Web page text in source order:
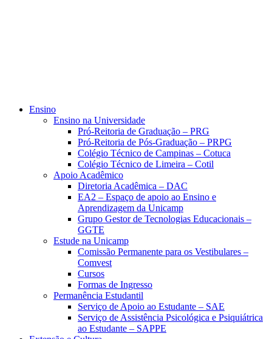
Ensino
Ensino na Universidade
Pró-Reitoria de Graduação – PRG
Pró-Reitoria de Pós-Graduação – PRPG
Colégio Técnico de Campinas – Cotuca
Colégio Técnico de Limeira – Cotil
Apoio Acadêmico
Diretoria Acadêmica – DAC
EA2 – Espaço de apoio ao Ensino e
Aprendizagem da Unicamp
Grupo Gestor de Tecnologias Educacionais –
GGTE
Estude na Unicamp
Comissão Permanente para os Vestibulares –
Comvest
Cursos
Formas de Ingresso
Permanência Estudantil
Serviço de Apoio ao Estudante – SAE
Serviço de Assistência Psicológica e Psiquiátrica
ao Estudante – SAPPE